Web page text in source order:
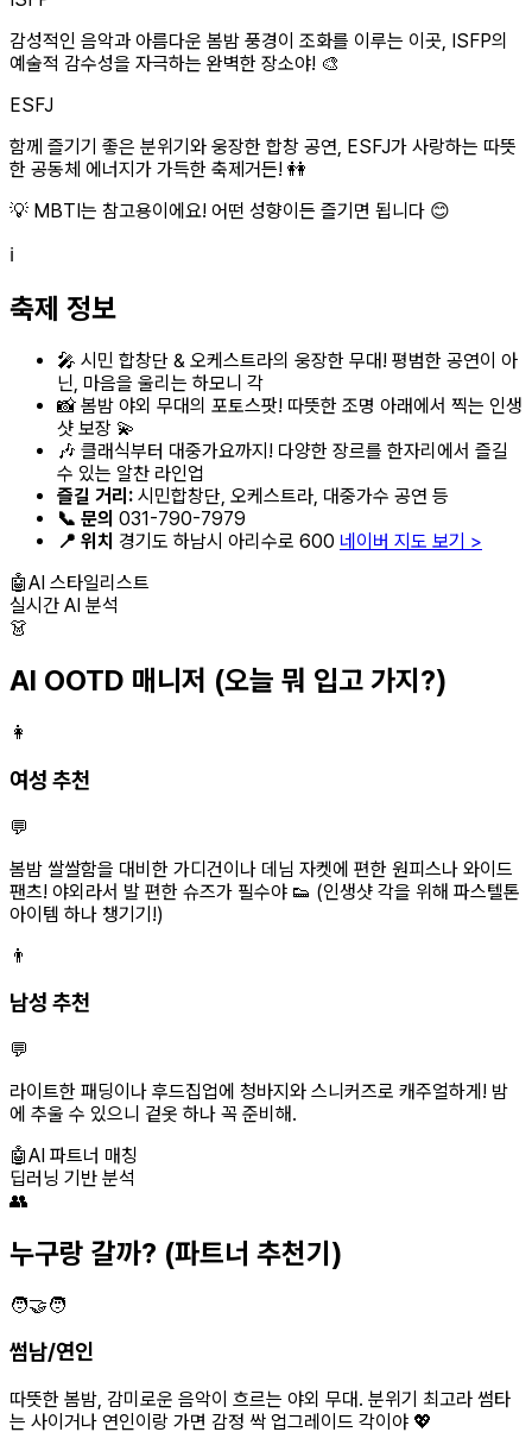
감성적인 음악과 아름다운 봄밤 풍경이 조화를 이루는 이곳, ISFP의
예술적 감수성을 자극하는 완벽한 장소야! 🎨
ESFJ
함께 즐기기 좋은 분위기와 웅장한 합창 공연, ESFJ가 사랑하는 따뜻
한 공동체 에너지가 가득한 축제거든! 👭
💡 MBTI는 참고용이에요! 어떤 성향이든 즐기면 됩니다 😊
ℹ️
축제 정보
🎤 시민 합창단 & 오케스트라의 웅장한 무대! 평범한 공연이 아
닌, 마음을 울리는 하모니 각
📸 봄밤 야외 무대의 포토스팟! 따뜻한 조명 아래에서 찍는 인생
샷 보장 💫
🎶 클래식부터 대중가요까지! 다양한 장르를 한자리에서 즐길
수 있는 알찬 라인업
즐길 거리: 시민합창단, 오케스트라, 대중가수 공연 등
📞 문의 031-790-7979
📍 위치 경기도 하남시 아리수로 600 네이버 지도 보기 >
🤖AI 스타일리스트
실시간 AI 분석
👗
AI OOTD 매니저 (오늘 뭐 입고 가지?)
👩
여성 추천
💬
봄밤 쌀쌀함을 대비한 가디건이나 데님 자켓에 편한 원피스나 와이드
팬츠! 야외라서 발 편한 슈즈가 필수야 👟 (인생샷 각을 위해 파스텔톤
아이템 하나 챙기기!)
👨
남성 추천
💬
라이트한 패딩이나 후드집업에 청바지와 스니커즈로 캐주얼하게! 밤
에 추울 수 있으니 겉옷 하나 꼭 준비해.
🤖AI 파트너 매칭
딥러닝 기반 분석
👥
누구랑 갈까? (파트너 추천기)
🧑‍🤝‍🧑
썸남/연인
따뜻한 봄밤, 감미로운 음악이 흐르는 야외 무대. 분위기 최고라 썸타
는 사이거나 연인이랑 가면 감정 싹 업그레이드 각이야 💖